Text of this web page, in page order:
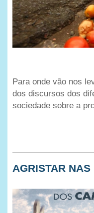
Para onde vão nos
dos discursos dos
sociedade sobre a
AGRISTAR